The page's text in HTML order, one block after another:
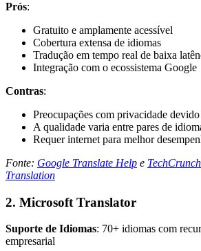
Prós:
Gratuito e amplamente acessível
Cobertura extensa de idiomas
Tradução em tempo real de baixa
Integração com o ecossistema Google
Contras:
Preocupações com privacidade
A qualidade varia entre pares de
Requer internet para melhor
Fonte: Google Translate Help e
Translation
2. Microsoft Translator
Suporte de Idiomas: 70+ idiomas com
empresarial